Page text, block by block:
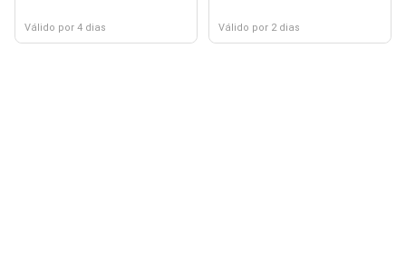
Válido por 4 dias Válido por 2 dias